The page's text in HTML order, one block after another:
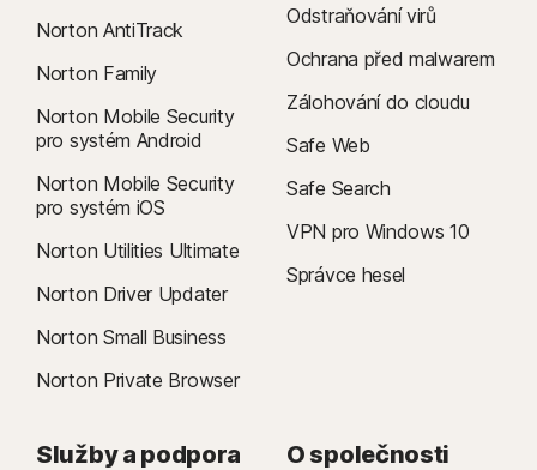
Norton AntiTrack
Norton Family
Norton Mobile Security
pro systém Android
Norton Mobile Security
pro systém iOS
Norton Utilities Ultimate
Norton Driver Updater
Norton Small Business
Norton Private Browser
Odstraňování virů
Ochrana před malwarem
Zálohování do cloudu
Safe Web
Safe Search
VPN pro Windows 10
Správce hesel
Služby a podpora O společnosti